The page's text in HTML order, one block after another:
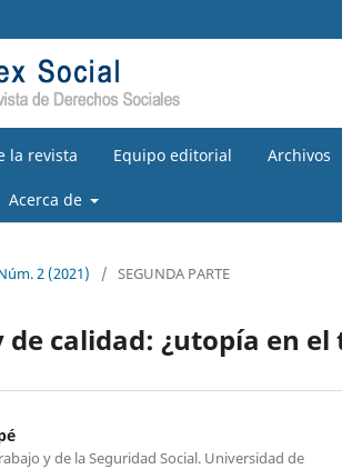
la revista Equipo editorial Archivos
Acerca de
2 (2021) / SEGUNDA PARTE
de calidad: ¿utopía en
y de la Seguridad Social. Universidad de